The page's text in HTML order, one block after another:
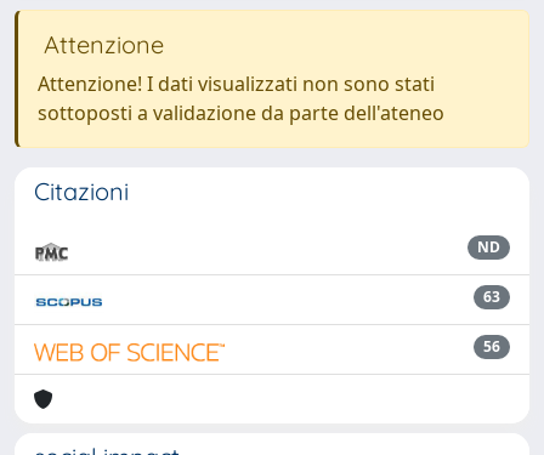
Attenzione
Attenzione! I dati visualizzati non sono stati
sottoposti a validazione da parte dell'ateneo
Citazioni
ND
63
56